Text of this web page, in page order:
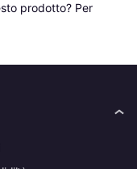
prodotto? Per